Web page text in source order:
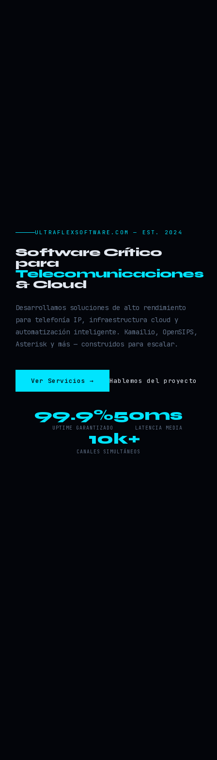
ULTRAFLEXSOFTWARE.COM — EST. 2024
Software Crítico
para
Telecomunicaciones
& Cloud
Desarrollamos soluciones de alto rendimiento
para telefonía IP, infraestructura cloud y
automatización inteligente. Kamailio, OpenSIPS,
Asterisk y más — construidos para escalar.
Ver Servicios → Hablemos del proyecto
99.9%
UPTIME GARANTIZADO
50ms
LATENCIA MEDIA
10k+
CANALES SIMULTÁNEOS